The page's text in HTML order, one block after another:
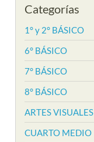
Categorías
1° y 2° BÁSICO
6° BÁSICO
7° BÁSICO
8° BÁSICO
ARTES VISUALES
CUARTO MEDIO